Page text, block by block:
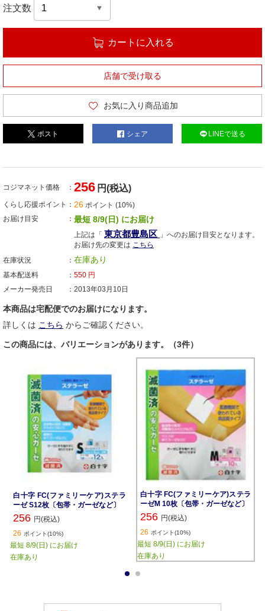
注文数
カートに入れる
店舗で受け取る
お気に入り商品追加
ポスト シェア LINEで送る
コジマネット価格 256 円(税込)
くらし応援ポイント 26 ポイント (10%)
お届け目安
最短 8/9(日) にお届け
上記は「 東京都豊島区 」へのお届け目安となります。
お届け先の変更は こちら
在庫状況
在庫あり
基本配送料 550 円
メーカー発売日
2013年03月10日
本商品は宅配便でのお届けになります。
詳しくは こちら からご確認ください。
この商品には、バリエーションがあります。（3件）
白十字 FC(ファミリーケア)ステラ
ーゼ S12枚〔包帯・ガーゼなど〕
256 円(税込)
26 ポイント(10%)
最短 8/9(日) にお届け
在庫あり
白十字 FC(ファミリーケア)ステラ
ーゼM 10枚〔包帯・ガーゼなど〕
256 円(税込)
26 ポイント(10%)
最短 8/9(日) にお届け
在庫あり